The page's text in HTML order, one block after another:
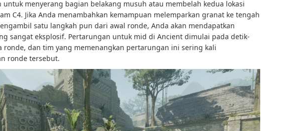
untuk menyerang bagian belakang musuh atau membelah kedua lokasi
C4. Jika Anda menambahkan kemampuan melemparkan granat ke tengah
satu langkah pun dari awal ronde, Anda akan mendapatkan
sangat eksplosif. Pertarungan untuk mid di Ancient dimulai pada detik-
ronde, dan tim yang memenangkan pertarungan ini sering kali
ronde tersebut.